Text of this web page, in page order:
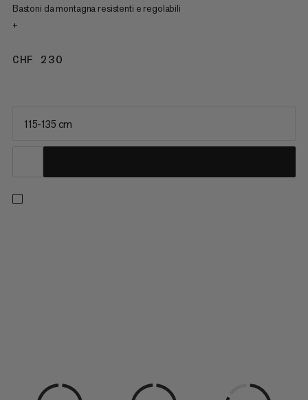
Bastoni da montagna resistenti e regolabili
+
CHF 230
115-135 cm